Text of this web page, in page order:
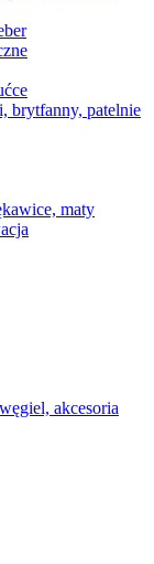
brytfanny, patelnie
maty
akcesoria